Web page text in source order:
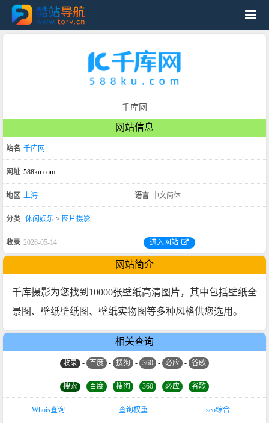
千库网
网站信息
站名 千库网
网址 588ku.com
地区 上海 语言 中文简体
分类 休闲娱乐 > 图片摄影
收录 2026-05-14 进入网站
网站简介
千库摄影为您找到10000张壁纸高清图片，其中包括壁纸全
景图、壁纸壁纸图、壁纸实物图等多种风格供您选用。
相关查询
收录 - 百度 - 搜狗 - 360 - 必应 - 谷歌
搜索 - 百度 - 搜狗 - 360 - 必应 - 谷歌
Whois查询 查询权重 seo综合